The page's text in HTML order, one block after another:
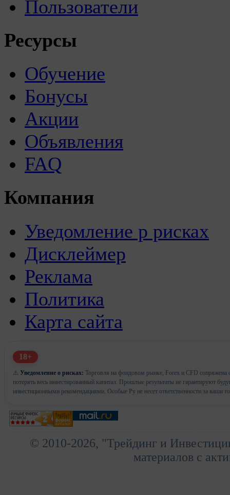
Пользователи
Ресурсы
Обучение
Бонусы
Акции
Объявления
FAQ
Компания
Уведомление р рисках
Дисклеймер
Реклама
Политика
Карта сайта
18+
⚠️ Уведомление о рисках: Торговля на фондовом рынке, Forex и CFD сопряжена
потерять весь инвестированный капитал. Прошлые результаты не гарантируют
инвестиционными рекомендациями. Особые Ру не несет ответственности за ваши
© 2010-2026, "Трейдинг и
материалов с